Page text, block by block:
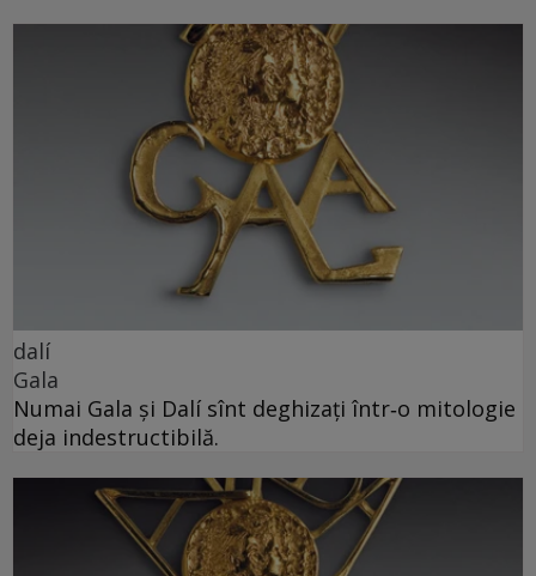
dalí
Gala
Numai Gala și Dalí sînt deghizați într‑o mitologie
deja indestructibilă.